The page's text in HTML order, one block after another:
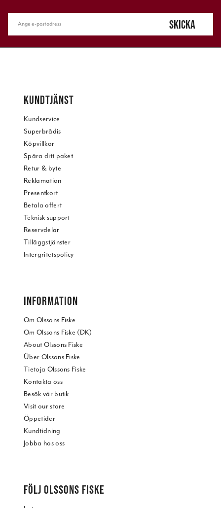
SKICKA
KUNDTJÄNST
Kundservice
Superbrådis
Köpvillkor
Spåra ditt paket
Retur & byte
Reklamation
Presentkort
Betala offert
Teknisk support
Reservdelar
Tilläggstjänster
Intergritetspolicy
INFORMATION
Om Olssons Fiske
Om Olssons Fiske (DK)
About Olssons Fiske
Über Olssons Fiske
Tietoja Olssons Fiske
Kontakta oss
Besök vår butik
Visit our store
Öppetider
Kundtidning
Jobba hos oss
FÖLJ OLSSONS FISKE